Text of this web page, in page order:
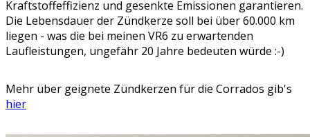
Kraftstoffeffizienz und gesenkte Emissionen garantieren.
Die Lebensdauer der Zündkerze soll bei über 60.000 km
liegen - was die bei meinen VR6 zu erwartenden
Laufleistungen, ungefähr 20 Jahre bedeuten würde :-)
Mehr über geignete Zündkerzen für die Corrados gib's
hier